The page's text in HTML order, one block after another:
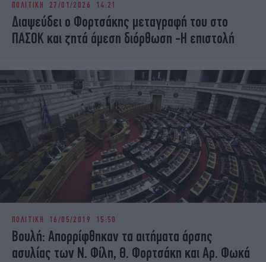
iBOOKS
OSCARS
THE OCEAN
MEDIA
ELAMEFORA
NEWSLETTER
ΠΟΛΙΤΙΚΗ 27/01/2026 14:21
Διαψεύδει ο Φορτσάκης μεταγραφή του στο
ΠΑΣΟΚ και ζητά άμεση διόρθωση -Η επιστολή
ΠΟΛΙΤΙΚΗ 16/05/2019 15:50
Βουλή: Απορρίφθηκαν τα αιτήματα άρσης
ασυλίας των Ν. Φίλη, Θ. Φορτσάκη και Αρ. Φωκά